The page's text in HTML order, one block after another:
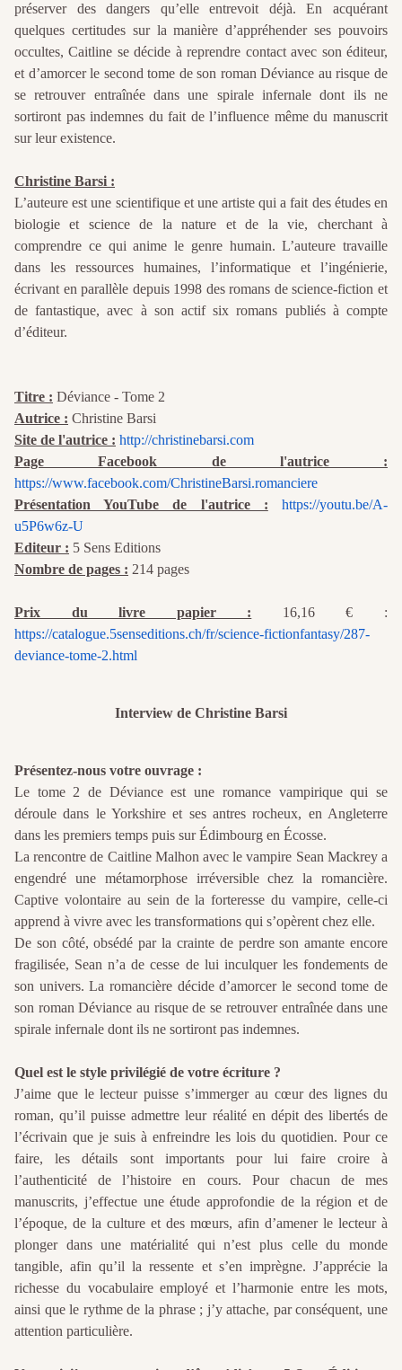
préserver des dangers qu’elle entrevoit déjà. En acquérant
quelques certitudes sur la manière d’appréhender ses pouvoirs
occultes, Caitline se décide à reprendre contact avec son éditeur,
et d’amorcer le second tome de son roman Déviance au risque de
se retrouver entraînée dans une spirale infernale dont ils ne
sortiront pas indemnes du fait de l’influence même du manuscrit
sur leur existence.
Christine Barsi :
L’auteure est une scientifique et une artiste qui a fait des études en
biologie et science de la nature et de la vie, cherchant à
comprendre ce qui anime le genre humain. L’auteure travaille
dans les ressources humaines, l’informatique et l’ingénierie,
écrivant en parallèle depuis 1998 des romans de science-fiction et
de fantastique, avec à son actif six romans publiés à compte
d’éditeur.
Titre : Déviance - Tome 2
Autrice : Christine Barsi
Site de l'autrice : http://christinebarsi.com
Page Facebook de l'autrice :
https://www.facebook.com/ChristineBarsi.romanciere
Présentation YouTube de l'autrice :
https://youtu.be/A-
u5P6w6z-U
Editeur : 5 Sens Editions
Nombre de pages : 214 pages
Prix du livre papier : 16,16 € :
https://catalogue.5senseditions.ch/fr/science-fictionfantasy/287-
deviance-tome-2.html
Interview de Christine Barsi
Présentez-nous votre ouvrage :
Le tome 2 de Déviance est une romance vampirique qui se
déroule dans le Yorkshire et ses antres rocheux, en Angleterre
dans les premiers temps puis sur Édimbourg en Écosse.
La rencontre de Caitline Malhon avec le vampire Sean Mackrey a
engendré une métamorphose irréversible chez la romancière.
Captive volontaire au sein de la forteresse du vampire, celle-ci
apprend à vivre avec les transformations qui s’opèrent chez elle.
De son côté, obsédé par la crainte de perdre son amante encore
fragilisée, Sean n’a de cesse de lui inculquer les fondements de
son univers. La romancière décide d’amorcer le second tome de
son roman Déviance au risque de se retrouver entraînée dans une
spirale infernale dont ils ne sortiront pas indemnes.
Quel est le style privilégié de votre écriture ?
J’aime que le lecteur puisse s’immerger au cœur des lignes du
roman, qu’il puisse admettre leur réalité en dépit des libertés de
l’écrivain que je suis à enfreindre les lois du quotidien. Pour ce
faire, les détails sont importants pour lui faire croire à
l’authenticité de l’histoire en cours. Pour chacun de mes
manuscrits, j’effectue une étude approfondie de la région et de
l’époque, de la culture et des mœurs, afin d’amener le lecteur à
plonger dans une matérialité qui n’est plus celle du monde
tangible, afin qu’il la ressente et s’en imprègne. J’apprécie la
richesse du vocabulaire employé et l’harmonie entre les mots,
ainsi que le rythme de la phrase ; j’y attache, par conséquent, une
attention particulière.